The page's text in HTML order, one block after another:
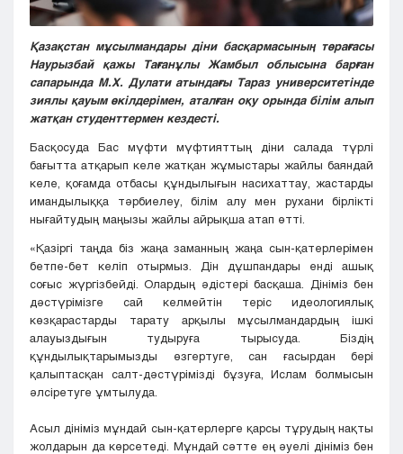
Қазақстан мұсылмандары діни басқармасының төрағасы
Наурызбай қажы Тағанұлы Жамбыл облысына барған
сапарында М.Х. Дулати атындағы Тараз университетінде
зиялы қауым өкілдерімен, аталған оқу орында білім алып
жатқан студенттермен кездесті.
Басқосуда Бас мүфти мүфтияттың діни салада түрлі
бағытта атқарып келе жатқан жұмыстары жайлы баяндай
келе, қоғамда отбасы құндылығын насихаттау, жастарды
имандылыққа тәрбиелеу, білім алу мен рухани бірлікті
нығайтудың маңызы жайлы айрықша атап өтті.
«Қазіргі таңда біз жаңа заманның жаңа сын-қатерлерімен
бетпе-бет келіп отырмыз. Дін дұшпандары енді ашық
соғыс жүргізбейді. Олардың әдістері басқаша. Дініміз бен
дәстүрімізге сай келмейтін теріс идеологиялық
көзқарастарды тарату арқылы мұсылмандардың ішкі
алауыздығын тудыруға тырысуда. Біздің
құндылықтарымызды өзгертуге, сан ғасырдан бері
қалыптасқан салт-дәстүрімізді бұзуға, Ислам болмысын
әлсіретуге ұмтылуда.
Асыл дініміз мұндай сын-қатерлерге қарсы тұрудың нақты
жолдарын да көрсетеді. Мұндай сәтте ең әуелі дініміз бен